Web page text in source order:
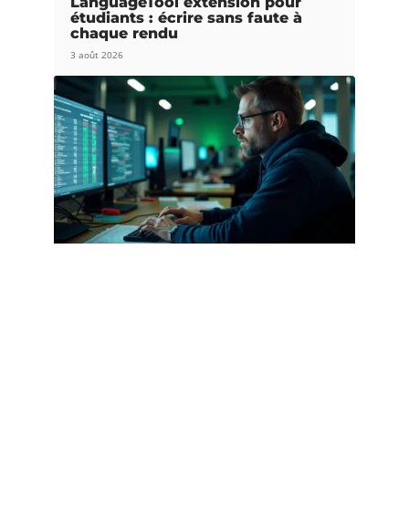
étudiants : écrire sans faute à
chaque rendu
3 août 2026